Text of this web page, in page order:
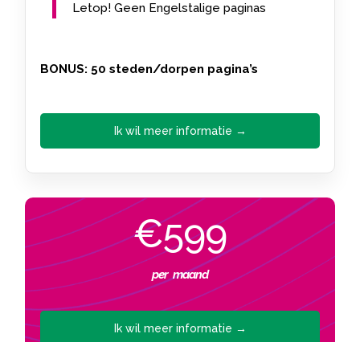
Letop! Geen Engelstalige paginas
BONUS: 50 steden/dorpen pagina’s
Ik wil meer informatie →
€599
per maand
Ik wil meer informatie →